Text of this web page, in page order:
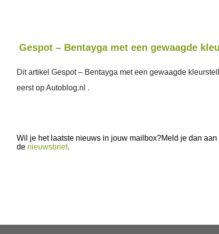
Gespot – Bentayga met een gewaagde
Dit artikel Gespot – Bentayga met een gewaagde
eerst op Autoblog.nl .
Wil je het laatste nieuws in jouw mailbox?Meld je dan aan
de nieuwsbrief.